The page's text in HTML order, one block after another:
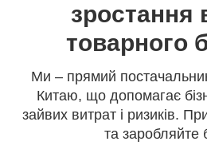
зростання
товарного
Ми – прямий
Китаю, що допомагає
зайвих витрат і ризиків.
та заробляйте